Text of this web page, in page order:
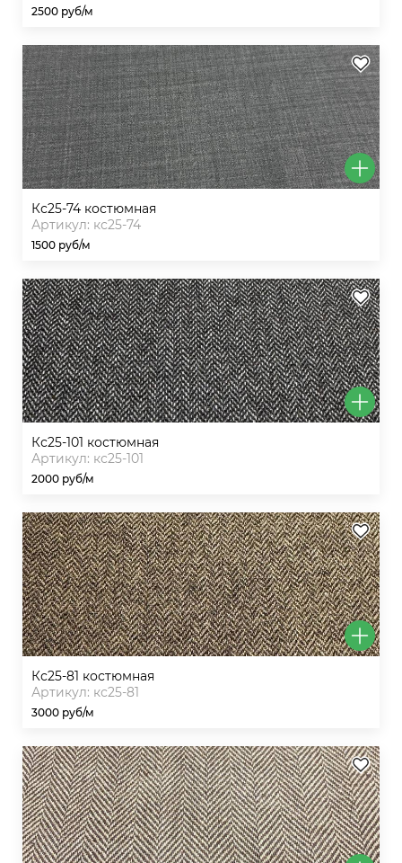
2500 руб/м
кс25-74 костюмная
Артикул: кс25-74
1500 руб/м
кс25-101 костюмная
Артикул: кс25-101
2000 руб/м
кс25-81 костюмная
Артикул: кс25-81
3000 руб/м